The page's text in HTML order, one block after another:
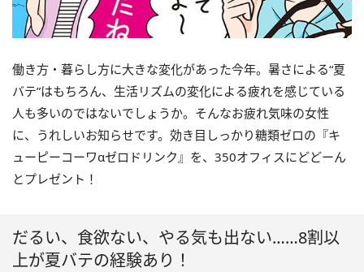
働き方・暮らし方に大きな変化があった今年。暑さによる“夏
バテ”はもちろん、生活リズムの変化による疲れを感じている
人も多いのではないでしょうか。そんなお疲れ気味の女性
に、うれしいお知らせです。効き目しっかり糖類ゼロの『キ
ューピーコーワαゼロドリンク』を、350オフィスにどどーん
とプレゼント！
だるい、食欲ない、やる気も出ない……8割以
上が夏バテの経験あり！